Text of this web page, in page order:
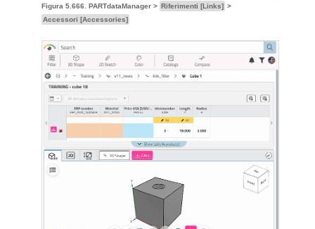
Figura 5.666. PARTdataManager > Riferimenti [Links] >
Accessori [Accessories]